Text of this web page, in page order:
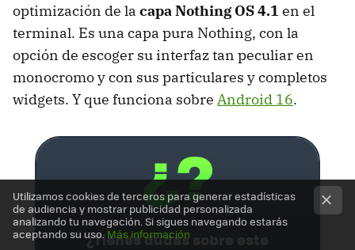
optimización de la capa Nothing OS 4.1 en el
terminal. Es una capa pura Nothing, con la
opción de escoger su interfaz tan peculiar en
monocromo y con sus particulares y completos
widgets. Y que funciona sobre Android 16.
¿Tienes dudas sobre este
Utilizamos cookies de terceros para generar estadísticas
de audiencia y mostrar publicidad personalizada
analizando tu navegación. Si sigues navegando estarás
aceptando su uso. Más información